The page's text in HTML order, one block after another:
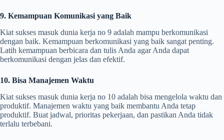
9. Kemampuan Komunikasi yang Baik
Kiat sukses masuk dunia kerja no 9 adalah mampu berkomunikasi
dengan baik. Kemampuan berkomunikasi yang baik sangat penting.
Latih kemampuan berbicara dan tulis Anda agar Anda dapat
berkomunikasi dengan jelas dan efektif.
10. Bisa Manajemen Waktu
Kiat sukses masuk dunia kerja no 10 adalah bisa mengelola waktu dan
produktif. Manajemen waktu yang baik membantu Anda tetap
produktif. Buat jadwal, prioritas pekerjaan, dan pastikan Anda tidak
terlalu terbebani.